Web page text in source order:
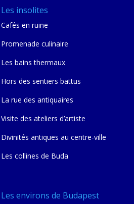
Les insolites
Cafés en ruine
Promenade culinaire
Les bains thermaux
Hors des sentiers battus
La rue des antiquaires
Visite des ateliers d’artiste
Divinités antiques au centre-ville
Les collines de Buda
Les environs de Budapest